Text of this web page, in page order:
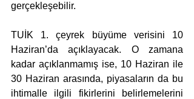
gerçekleşebilir.
TUİK 1. çeyrek büyüme verisini 10
Haziran’da açıklayacak. O zamana
kadar açıklanmamış ise, 10 Haziran ile
30 Haziran arasında, piyasaların da bu
ihtimalle ilgili fikirlerini belirlemelerini